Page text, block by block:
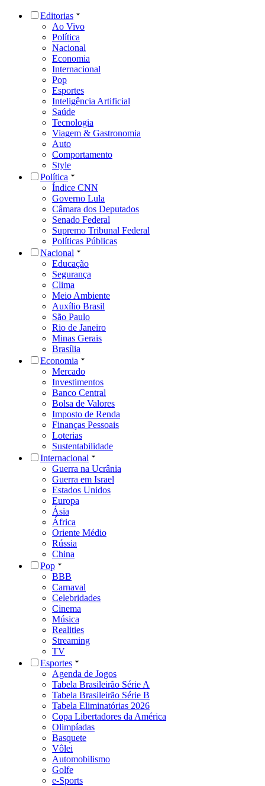
Editorias
Ao Vivo
Política
Nacional
Economia
Internacional
Pop
Esportes
Inteligência Artificial
Saúde
Tecnologia
Viagem & Gastronomia
Auto
Comportamento
Style
Política
Índice CNN
Governo Lula
Câmara dos Deputados
Senado Federal
Supremo Tribunal Federal
Políticas Públicas
Nacional
Educação
Segurança
Clima
Meio Ambiente
Auxílio Brasil
São Paulo
Rio de Janeiro
Minas Gerais
Brasília
Economia
Mercado
Investimentos
Banco Central
Bolsa de Valores
Imposto de Renda
Finanças Pessoais
Loterias
Sustentabilidade
Internacional
Guerra na Ucrânia
Guerra em Israel
Estados Unidos
Europa
Ásia
África
Oriente Médio
Rússia
China
Pop
BBB
Carnaval
Celebridades
Cinema
Música
Realities
Streaming
TV
Esportes
Agenda de Jogos
Tabela Brasileirão Série A
Tabela Brasileirão Série B
Tabela Eliminatórias 2026
Copa Libertadores da América
Olimpíadas
Basquete
Vôlei
Automobilismo
Golfe
e-Sports